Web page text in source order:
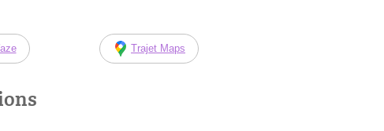
Trajet Maps